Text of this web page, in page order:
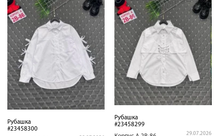
Рубашка
#23458300
Рубашка
#23458299
29.07.2026